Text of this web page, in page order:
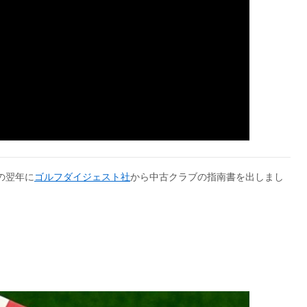
翌年に ゴルフダイジェスト社から中古クラブの指南書を出しまし